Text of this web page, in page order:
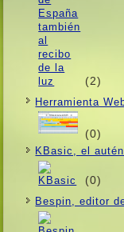
(2)
Herramienta
(0)
KBasic, el
(0)
Bespin, editor